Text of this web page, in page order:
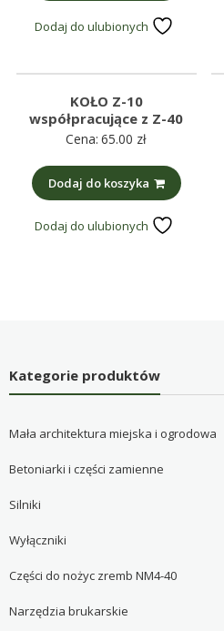
Dodaj do ulubionych
KOŁO Z-10
współpracujące z Z-40
Cena: 65.00 zł
Dodaj do koszyka
Dodaj do ulubionych
Kategorie produktów
Mała architektura miejska i ogrodowa
Betoniarki i części zamienne
Silniki
Wyłączniki
Części do nożyc zremb NM4-40
Narzędzia brukarskie